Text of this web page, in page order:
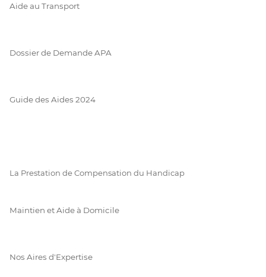
Aide au Transport
Dossier de Demande APA
Guide des Aides 2024
La Prestation de Compensation du Handicap
Maintien et Aide à Domicile
Nos Aires d'Expertise